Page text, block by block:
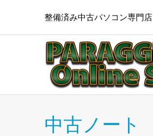
整備済み中古パソコン専門店
中古ノート